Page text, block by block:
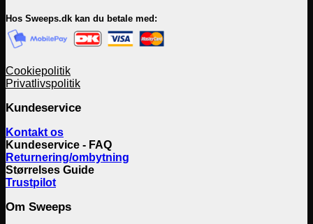
Hos Sweeps.dk kan du betale med:
Cookiepolitik
Privatlivspolitik
Kundeservice
Kontakt os
Kundeservice - FAQ
Returnering/ombytning
Størrelses Guide
Trustpilot
Om Sweeps